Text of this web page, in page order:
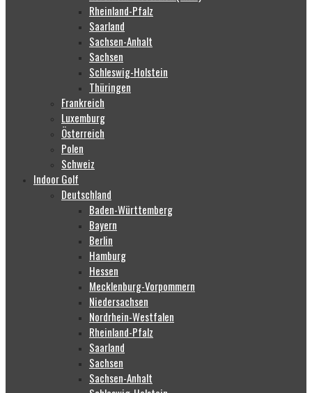
Rheinland-Pfalz
Saarland
Sachsen-Anhalt
Sachsen
Schleswig-Holstein
Thüringen
Frankreich
Luxemburg
Österreich
Polen
Schweiz
Indoor Golf
Deutschland
Baden-Württemberg
Bayern
Berlin
Hamburg
Hessen
Mecklenburg-Vorpommern
Niedersachsen
Nordrhein-Westfalen
Rheinland-Pfalz
Saarland
Sachsen
Sachsen-Anhalt